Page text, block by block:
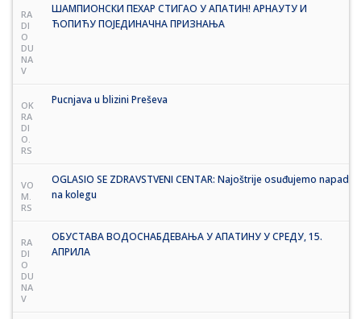
RA
DI
O
DU
NA
V
ШАМПИОНСКИ ПЕХАР СТИГАО У АПАТИН! АРНАУТУ И
ЋОПИЋУ ПОЈЕДИНАЧНА ПРИЗНАЊА
OK
RA
DI
O.
RS
Pucnjava u blizini Preševa
VO
M.
RS
OGLASIO SE ZDRAVSTVENI CENTAR: Najoštrije osuđujemo napad
na kolegu
RA
DI
O
DU
NA
V
ОБУСТАВА ВОДОСНАБДЕВАЊА У АПАТИНУ У СРЕДУ, 15.
АПРИЛА